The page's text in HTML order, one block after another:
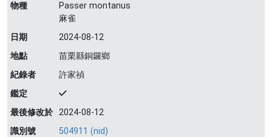
物種
Passer montanus
麻雀
日期
2024-08-12
地點
苗栗縣銅鑼鄉
紀錄者
許家禎
鑑定
最後修改於 2024-08-12
識別號
504911 (nid)